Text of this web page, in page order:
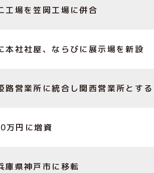
工場を笠岡工場に併合
本社社屋、ならびに展示場を新設
路営業所に統合し関西営業所とする
万円に増資
庫県神戸市に移転